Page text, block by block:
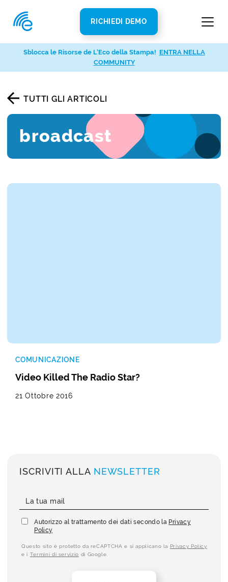
RICHIEDI DEMO
TUTTI GLI ARTICOLI
broadcast
COMUNICAZIONE
Video Killed The Radio Star?
21 Ottobre 2016
ISCRIVITI ALLA NEWSLETTER
Autorizzo al trattamento dei dati secondo la Privacy
Policy
Questo sito è protetto da reCAPTCHA e si applicano la Privacy Policy
e i Termini di servizio di Google.
Sblocca le Risorse de L’Eco della Stampa! ENTRA NELLA
COMMUNITY